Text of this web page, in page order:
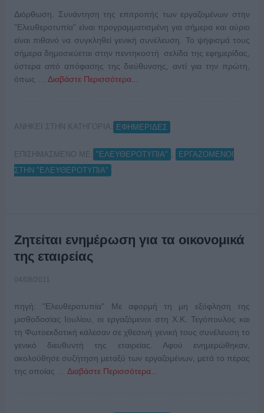
Διόρθωση. Συνάντηση της επιτροπής των εργαζομένων στην
"Ελευθεροτυπία" είναι προγραμματισμένη για σήμερα και αύριο
είναι πιθανό να συγκληθεί γενική συνέλευση. Το ψήφισμά τους
σήμερα δημοσιεύεται στην πεντηκοστή σελίδα της εφημερίδας,
ύστερα από απόφασης της διεύθυνσης, αντί για την πρώτη,
όπως … Διαβάστε Περισσότερα...
ΑΝΗΚΕΙ ΣΤΗΝ ΚΑΤΗΓΟΡΙΑ: ΕΦΗΜΕΡΙΔΕΣ
ΕΠΙΣΗΜΑΣΜΕΝΟ ΜΕ: "ΕΛΕΥΘΕΡΟΤΥΠΙΑ"
ΕΡΓΑΖΟΜΕΝΟΙ
ΣΤΗΝ "ΕΛΕΥΘΕΡΟΤΥΠΙΑ"
Ζητείται ενημέρωση για τα οικονομικά
της εταιρείας
04/08/2011
πηγή: "Ελευθεροτυπία" Με αφορμή τη μη εξόφληση της
μισθοδοσίας Ιουλίου, οι εργαζόμενοι στη Χ.Κ. Τεγόπουλος και
τη Φωτοεκδοτική κάλεσαν σε χθεσινή γενική τους συνέλευση το
γενικό διευθυντή της εταιρείας. Αφού ενημερώθηκαν,
ακολούθησε συζήτηση μεταξύ των εργαζομένων, μετά το πέρας
της οποίας … Διαβάστε Περισσότερα...